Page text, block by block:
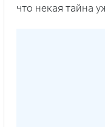
что некая тайна